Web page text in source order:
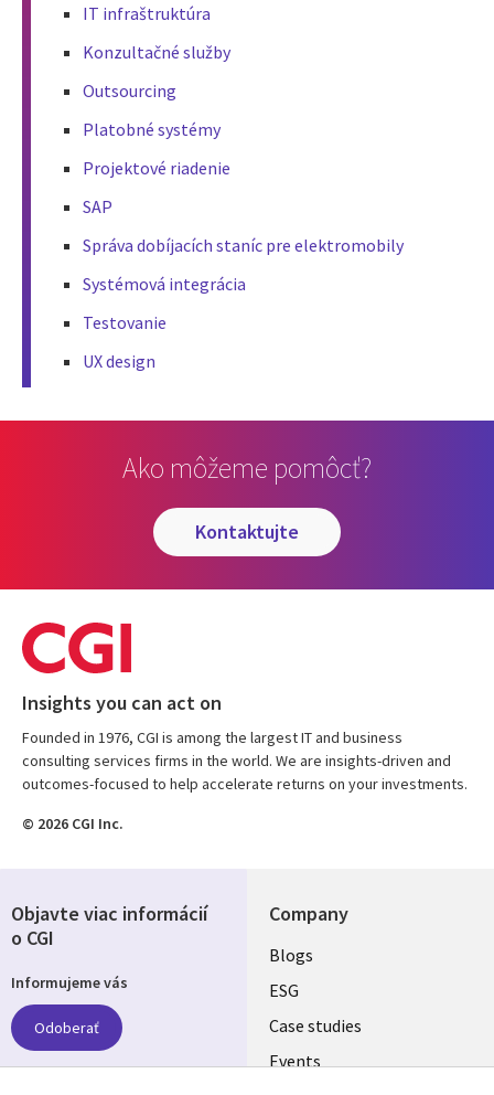
IT infraštruktúra
Konzultačné služby
Outsourcing
Platobné systémy
Projektové riadenie
SAP
Správa dobíjacích staníc pre elektromobily
Systémová integrácia
Testovanie
UX design
Ako môžeme pomôcť?
kontaktujte
Insights you can act on
Founded in 1976, CGI is among the largest IT and business
consulting services firms in the world. We are insights-driven and
outcomes-focused to help accelerate returns on your investments.
© 2026 CGI Inc.
Company
Useful
links
SLOVAKIA
Blogs
ESG
Case studies
Events
Objavte viac informácií
o CGI
Informujeme vás
Odoberať